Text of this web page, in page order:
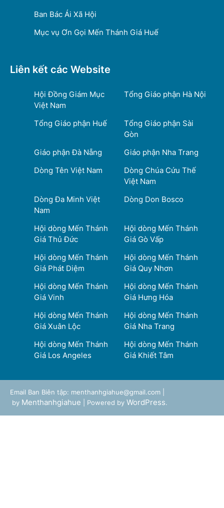
Ban Bác Ái Xã Hội
Mục vụ Ơn Gọi Mến Thánh Giá Huế
Liên kết các Website
Hội Đồng Giám Mục
Việt Nam
Tổng Giáo phận Hà Nội
Tổng Giáo phận Huế
Tổng Giáo phận Sài
Gòn
Giáo phận Đà Nẵng
Giáo phận Nha Trang
Dòng Tên Việt Nam
Dòng Chúa Cứu Thế
Việt Nam
Dòng Đa Minh Việt
Nam
Dòng Don Bosco
Hội dòng Mến Thánh
Giá Thủ Đức
Hội dòng Mến Thánh
Giá Gò Vấp
Hội dòng Mến Thánh
Giá Phát Diệm
Hội dòng Mến Thánh
Giá Quy Nhơn
Hội dòng Mến Thánh
Giá Vinh
Hội dòng Mến Thánh
Giá Hưng Hóa
Hội dòng Mến Thánh
Giá Xuân Lộc
Hội dòng Mến Thánh
Giá Nha Trang
Hội dòng Mến Thánh
Giá Los Angeles
Hội dòng Mến Thánh
Giá Khiết Tâm
Email Ban Biên tập: menthanhgiahue@gmail.com |
by Menthanhgiahue | Powered by WordPress.